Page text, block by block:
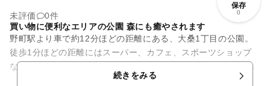
保存
0
未評価
0件
買い物に便利なエリアの公園 森にも癒やされます
野町駅より車で約12分ほどの距離にある、大桑1丁目の公園。
徒歩1分ほどの距離にはスーパー、カフェ、スポーツショップ
などの施設が集まったショッピングエリアがあるので、休日の
買い物のついでに気軽に立...続きをみる